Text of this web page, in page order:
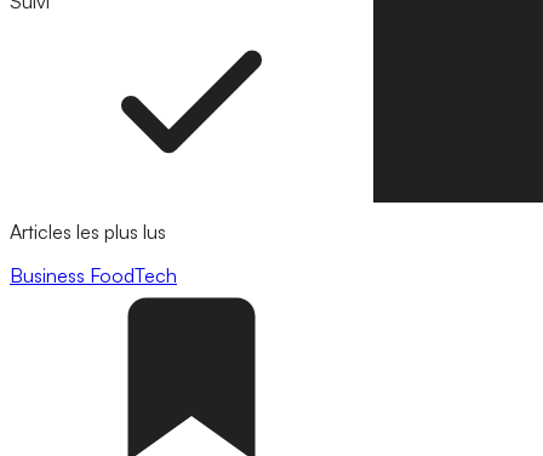
Articles les plus lus
Business FoodTech